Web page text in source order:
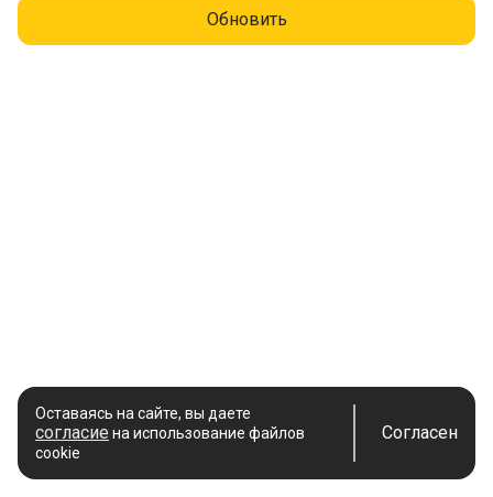
Обновить
Оставаясь на сайте, вы даете
согласие на использование файлов
cookie
Согласен